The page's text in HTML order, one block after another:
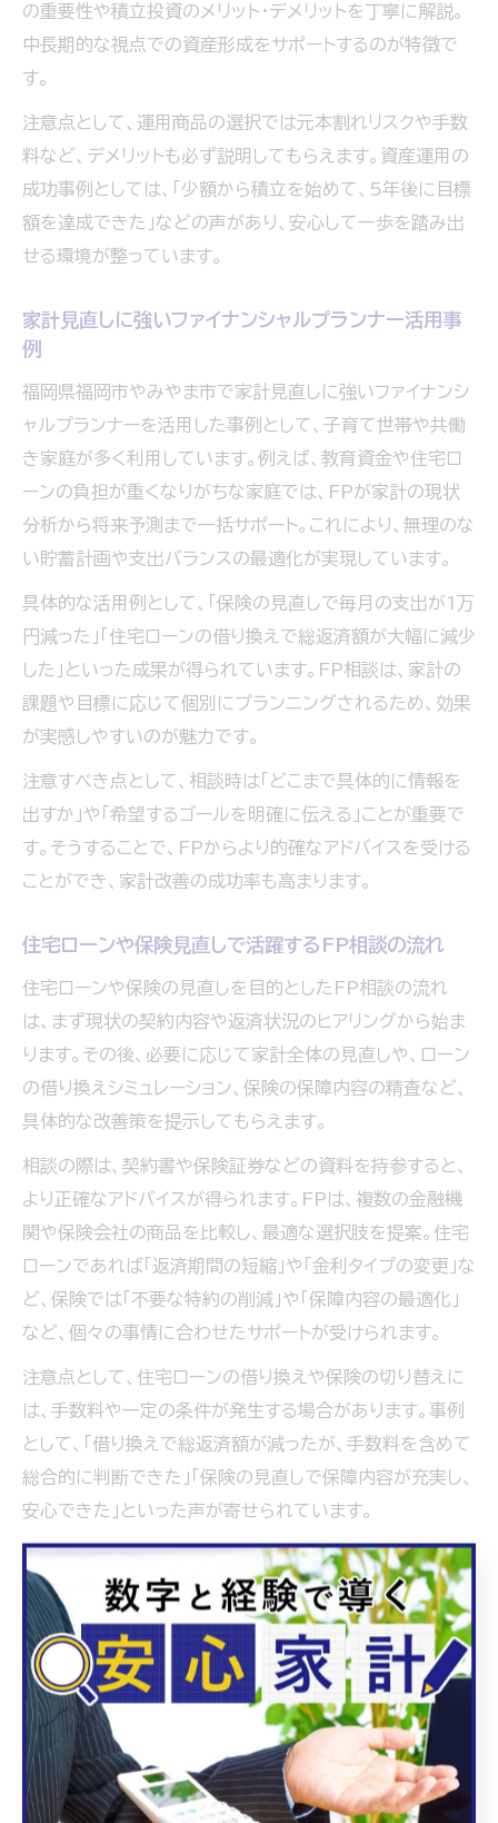
の重要性や積立投資のメリット・デメリットを丁寧に解説。
中長期的な視点での資産形成をサポートするのが特徴で
す。
注意点として、運用商品の選択では元本割れリスクや手数
料など、デメリットも必ず説明してもらえます。資産運用の
成功事例としては、「少額から積立を始めて、5年後に目標
額を達成できた」などの声があり、安心して一歩を踏み出
せる環境が整っています。
家計見直しに強いファイナンシャルプランナー活用事
例
福岡県福岡市やみやま市で家計見直しに強いファイナンシ
ャルプランナーを活用した事例として、子育て世帯や共働
き家庭が多く利用しています。例えば、教育資金や住宅ロ
ーンの負担が重くなりがちな家庭では、FPが家計の現状
分析から将来予測まで一括サポート。これにより、無理のな
い貯蓄計画や支出バランスの最適化が実現しています。
具体的な活用例として、「保険の見直しで毎月の支出が1万
円減った」「住宅ローンの借り換えで総返済額が大幅に減少
した」といった成果が得られています。FP相談は、家計の
課題や目標に応じて個別にプランニングされるため、効果
が実感しやすいのが魅力です。
注意すべき点として、相談時は「どこまで具体的に情報を
出すか」や「希望するゴールを明確に伝える」ことが重要で
す。そうすることで、FPからより的確なアドバイスを受ける
ことができ、家計改善の成功率も高まります。
住宅ローンや保険見直しで活躍するFP相談の流れ
住宅ローンや保険の見直しを目的としたFP相談の流れ
は、まず現状の契約内容や返済状況のヒアリングから始ま
ります。その後、必要に応じて家計全体の見直しや、ローン
の借り換えシミュレーション、保険の保障内容の精査など、
具体的な改善策を提示してもらえます。
相談の際は、契約書や保険証券などの資料を持参すると、
より正確なアドバイスが得られます。FPは、複数の金融機
関や保険会社の商品を比較し、最適な選択肢を提案。住宅
ローンであれば「返済期間の短縮」や「金利タイプの変更」な
ど、保険では「不要な特約の削減」や「保障内容の最適化」
など、個々の事情に合わせたサポートが受けられます。
注意点として、住宅ローンの借り換えや保険の切り替えに
は、手数料や一定の条件が発生する場合があります。事例
として、「借り換えで総返済額が減ったが、手数料を含めて
総合的に判断できた」「保険の見直しで保障内容が充実し、
安心できた」といった声が寄せられています。
教育資金・老後資金設計に役立つFP相談の使い方
教育資金や老後資金の設計では、ファイナンシャルプラン
ナー相談が大きな力を発揮します。特に福岡県福岡市やみ
やま市では、地域の教育費や生活コストを踏まえた具体的
なシミュレーションが可能です。例えば「子ども2人の進学
資金の積立方法」や「老後に必要な生活費の予測」など、将
来に備えた計画づくりをサポートしてもらえます。